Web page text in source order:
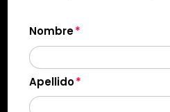
Nombre
Apellido